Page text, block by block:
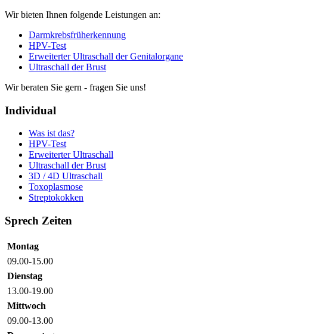
Wir bieten Ihnen folgende Leistungen an:
Darmkrebsfrüherkennung
HPV-Test
Erweiterter Ultraschall der Genitalorgane
Ultraschall der Brust
Wir beraten Sie gern - fragen Sie uns!
Individual
Was ist das?
HPV-Test
Erweiterter Ultraschall
Ultraschall der Brust
3D / 4D Ultraschall
Toxoplasmose
Streptokokken
Sprech Zeiten
Montag
09.00-15.00
Dienstag
13.00-19.00
Mittwoch
09.00-13.00